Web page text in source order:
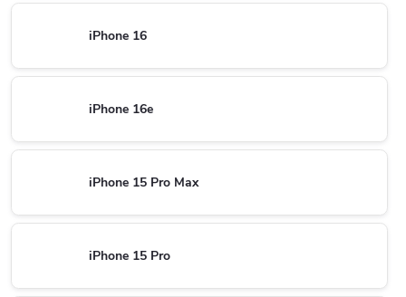
iPhone 16
iPhone 16e
iPhone 15 Pro Max
iPhone 15 Pro